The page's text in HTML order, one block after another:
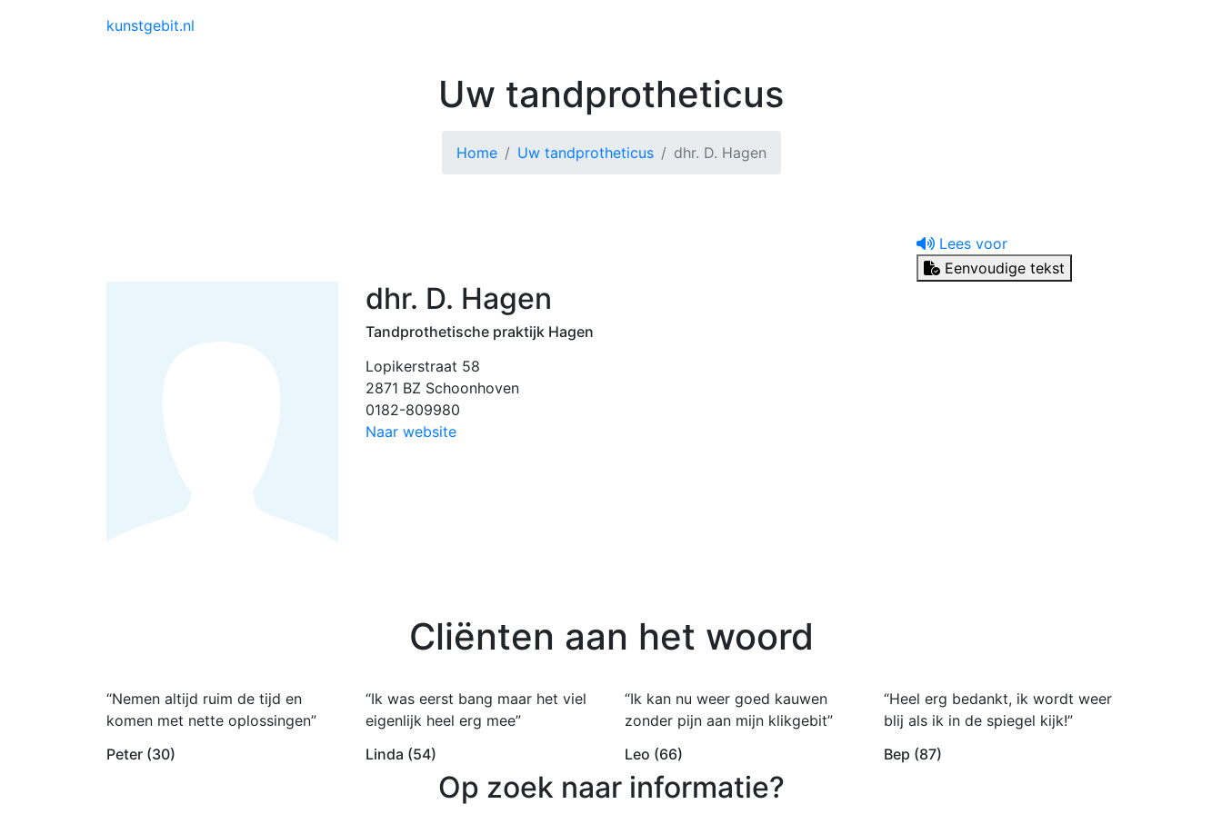
kunstgebit.nl
Uw tandprotheticus
Home Uw tandprotheticus dhr. D. Hagen
Lees voor
Eenvoudige tekst
dhr. D. Hagen
Tandprothetische praktijk Hagen
Lopikerstraat 58
2871 BZ Schoonhoven
0182-809980
Naar website
Cliënten aan het woord
“Nemen altijd ruim de tijd en
komen met nette oplossingen”
Peter (30)
“Ik was eerst bang maar het viel
eigenlijk heel erg mee”
Linda (54)
“Ik kan nu weer goed kauwen
zonder pijn aan mijn klikgebit”
Leo (66)
“Heel erg bedankt, ik wordt weer
blij als ik in de spiegel kijk!”
Bep (87)
Op zoek naar informatie?